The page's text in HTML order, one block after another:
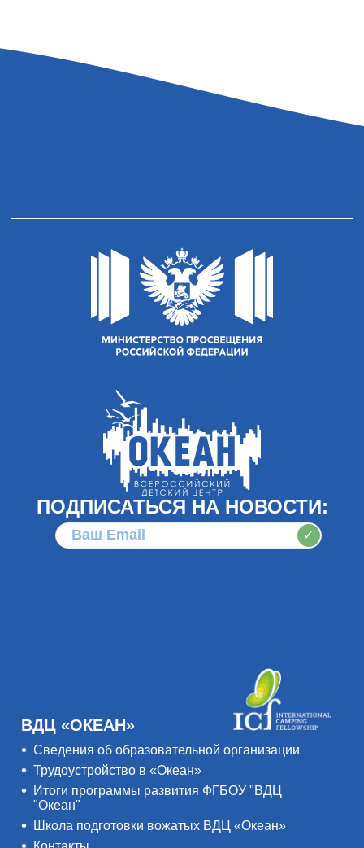
ПОДПИСАТЬСЯ НА НОВОСТИ:
✓
ВДЦ «ОКЕАН»
Сведения об образовательной организации
Трудоустройство в «Океан»
Итоги программы развития ФГБОУ "ВДЦ
"Океан"
Школа подготовки вожатых ВДЦ «Океан»